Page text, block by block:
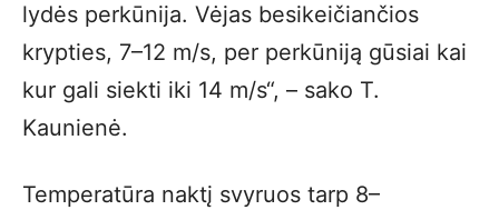
lydės perkūnija. Vėjas besikeičiančios
krypties, 7–12 m/s, per perkūniją gūsiai kai
kur gali siekti iki 14 m/s“, – sako T.
Kaunienė.
Temperatūra naktį svyruos tarp 8–